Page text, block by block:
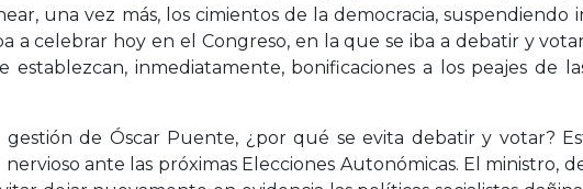
una vez más, los cimientos de la democracia, suspendiendo
a celebrar hoy en el Congreso, en la que se iba a debatir y
inmediatamente, bonificaciones a los peajes de
de Óscar Puente, ¿por qué se evita debatir y votar?
ante las próximas Elecciones Autonómicas. El ministro,